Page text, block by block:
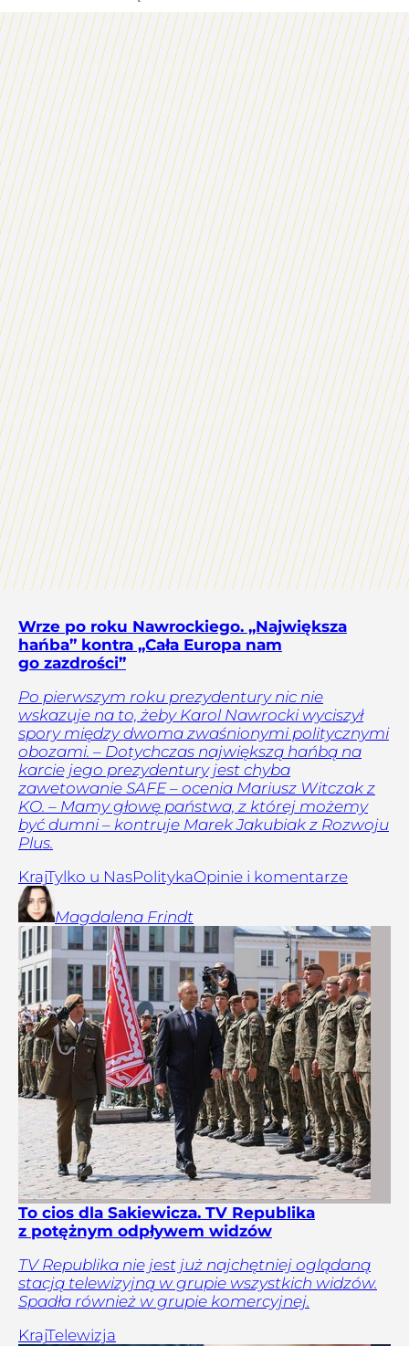
Wrze po roku Nawrockiego. „Największa
hańba” kontra „Cała Europa nam
go zazdrości”
Po pierwszym roku prezydentury nic nie
wskazuje na to, żeby Karol Nawrocki wyciszył
spory między dwoma zwaśnionymi politycznymi
obozami. – Dotychczas największą hańbą na
karcie jego prezydentury jest chyba
zawetowanie SAFE – ocenia Mariusz Witczak z
KO. – Mamy głowę państwa, z której możemy
być dumni – kontruje Marek Jakubiak z Rozwoju
Plus.
KrajTylko u NasPolitykaOpinie i komentarze
Magdalena Frindt
To cios dla Sakiewicza. TV Republika
z potężnym odpływem widzów
TV Republika nie jest już najchętniej oglądaną
stacją telewizyjną w grupie wszystkich widzów.
Spadła również w grupie komercyjnej.
KrajTelewizja